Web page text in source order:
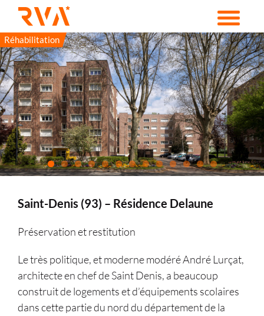
Passer
contenu
Réhabilitation
Saint-Denis (93) – Résidence Delaune
Préservation et restitution
Le très politique, et moderne modéré André Lurçat,
architecte en chef de Saint Denis, a beaucoup
construit de logements et d’équipements scolaires
dans cette partie du nord du département de la